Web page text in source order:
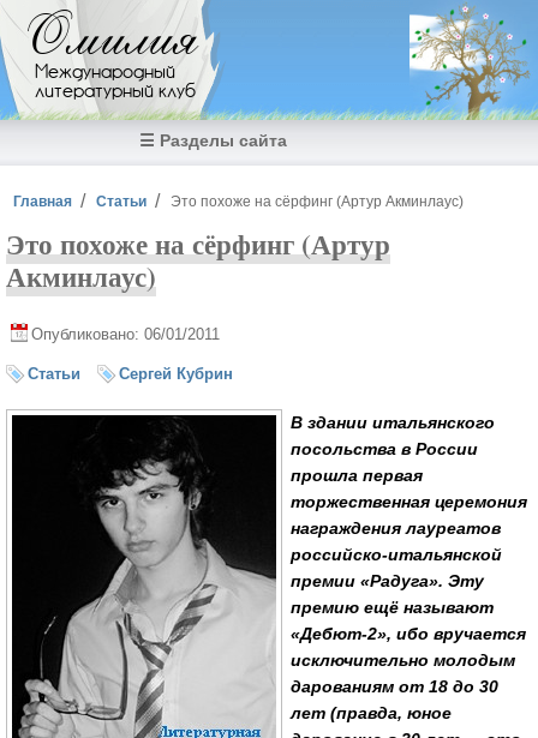
Перейти к основному содержанию
Омилия
Международный
литературный клуб
☰ Разделы сайта
Вы здесь
Главная Статьи Это похоже на сёрфинг (Артур Акминлаус)
Это похоже на сёрфинг (Артур
Акминлаус)
Опубликовано: 06/01/2011
Статьи Сергей Кубрин
В здании итальянского
посольства в России
прошла первая
торжественная церемония
награждения лауреатов
российско-итальянской
премии «Радуга». Эту
премию ещё называют
«Дебют-2», ибо вручается
исключительно молодым
дарованиям от 18 до 30
лет (правда, юное